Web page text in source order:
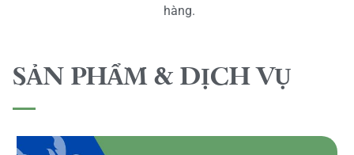
hàng.
SẢN PHẨM & DỊCH VỤ